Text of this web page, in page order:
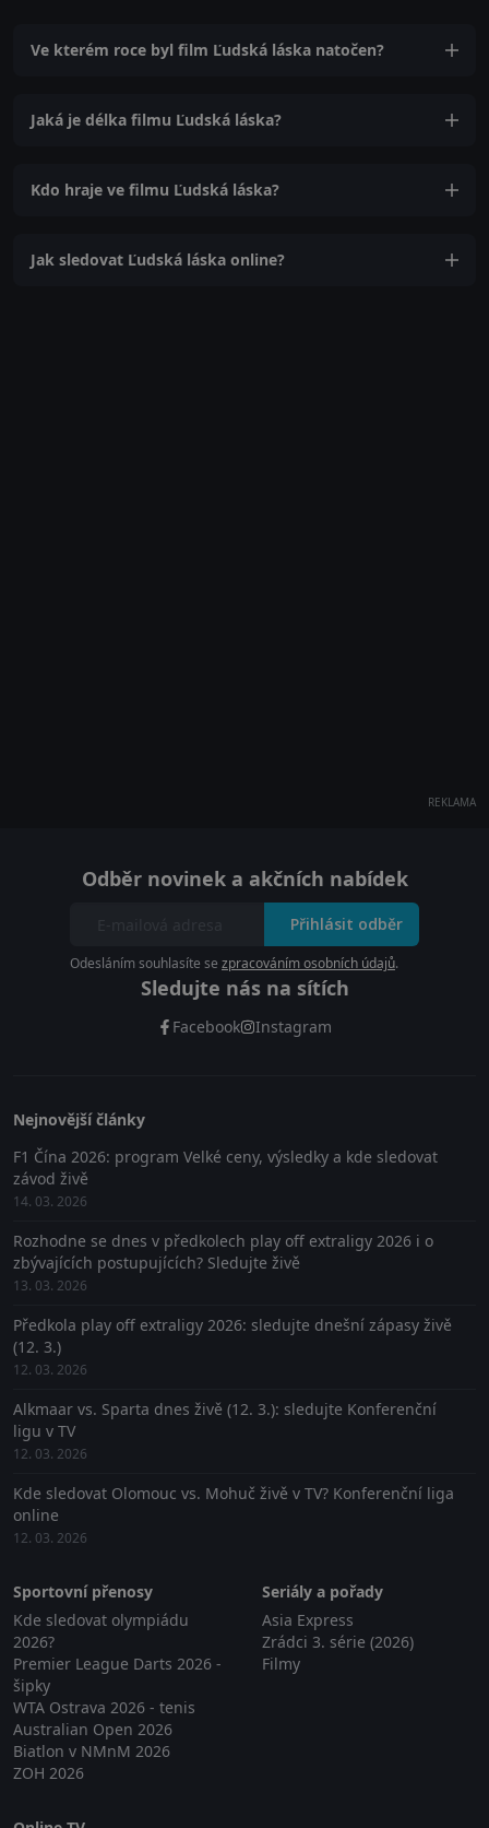
Ve kterém roce byl film Ľudská láska natočen?
Jaká je délka filmu Ľudská láska?
Kdo hraje ve filmu Ľudská láska?
Jak sledovat Ľudská láska online?
REKLAMA
Odběr novinek a akčních nabídek
Přihlásit odběr
Odesláním souhlasíte se zpracováním osobních údajů.
Sledujte nás na sítích
Facebook Instagram
Nejnovější články
F1 Čína 2026: program Velké ceny, výsledky a kde sledovat
závod živě
14. 03. 2026
Rozhodne se dnes v předkolech play off extraligy 2026 i o
zbývajících postupujících? Sledujte živě
13. 03. 2026
Předkola play off extraligy 2026: sledujte dnešní zápasy živě
(12. 3.)
12. 03. 2026
Alkmaar vs. Sparta dnes živě (12. 3.): sledujte Konferenční
ligu v TV
12. 03. 2026
Kde sledovat Olomouc vs. Mohuč živě v TV? Konferenční liga
online
12. 03. 2026
Sportovní přenosy
Kde sledovat olympiádu
2026?
Premier League Darts 2026 -
šipky
WTA Ostrava 2026 - tenis
Australian Open 2026
Biatlon v NMnM 2026
ZOH 2026
Seriály a pořady
Asia Express
Zrádci 3. série (2026)
Filmy